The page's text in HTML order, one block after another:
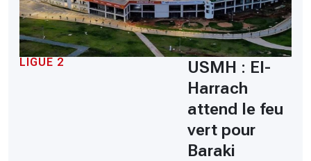
LIGUE 2
USMH : El-
Harrach
attend le feu
vert pour
Baraki